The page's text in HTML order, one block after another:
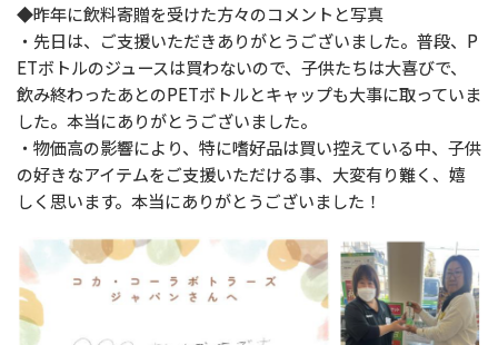
◆昨年に飲料寄贈を受けた方々のコメントと写真
・先日は、ご支援いただきありがとうございました。普段、P
ETボトルのジュースは買わないので、子供たちは大喜びで、
飲み終わったあとのPETボトルとキャップも大事に取っていま
した。本当にありがとうございました。
・物価高の影響により、特に嗜好品は買い控えている中、子供
の好きなアイテムをご支援いただける事、大変有り難く、嬉
しく思います。本当にありがとうございました！